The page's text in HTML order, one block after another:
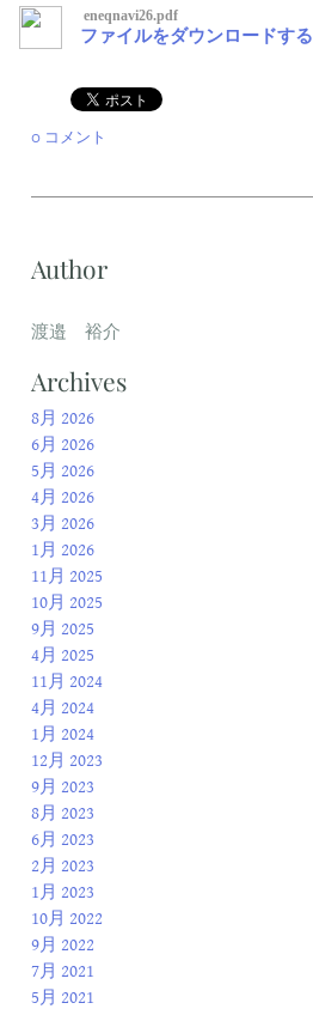
eneqnavi26.pdf
ファイルをダウンロードする
0 コメント
Author
渡邉 裕介
Archives
8月 2026
6月 2026
5月 2026
4月 2026
3月 2026
1月 2026
11月 2025
10月 2025
9月 2025
4月 2025
11月 2024
4月 2024
1月 2024
12月 2023
9月 2023
8月 2023
6月 2023
2月 2023
1月 2023
10月 2022
9月 2022
7月 2021
5月 2021